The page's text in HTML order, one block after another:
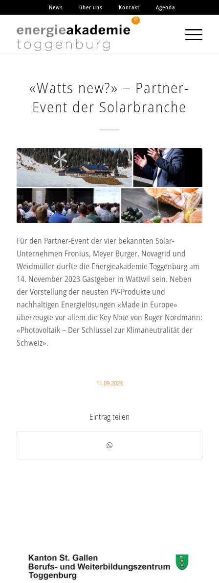
News über uns Kontakt Agenda
«Watts new?» – Partner-
Event der Solarbranche
Für den Partner-Event der vier bekannten Solar-
Unternehmen Fronius, Meyer Burger, Novagrid und
Weidmüller durfte die Energieakademie Toggenburg am
14. November 2023 Gastgeber in Wattwil sein. Neben
der Vorstellung der neusten PV-Produkte und
nachhaltigen Energielösungen «Made in Europe»
überzeugte vor allem die Key Note von Roger Nordmann:
«Photovoltaik – Der Schlüssel zur Klimaneutralität der
Schweiz».
11.09.2023
Eintrag teilen